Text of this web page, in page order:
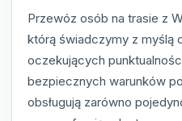
Przewóz osób na trasie z
którą świadczymy z myślą
oczekujących
bezpiecznych warunków
obsługują zarówno